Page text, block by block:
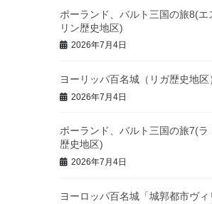
ポーランド、バルト三国の旅8(エ
リン歴史地区)
2026年7月4日
ヨーリッパ百名城（リガ歴史地区
2026年7月4日
ポーランド、バルト三国の旅7(ラ
歴史地区)
2026年7月4日
ヨーロッパ百名城「城郭都市ヴィ